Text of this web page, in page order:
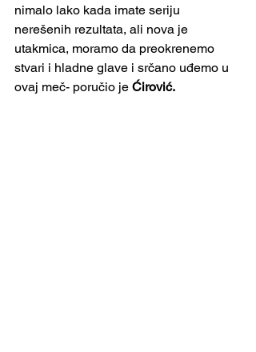
nimalo lako kada imate seriju
nerešenih rezultata, ali nova je
utakmica, moramo da preokrenemo
stvari i hladne glave i srčano uđemo u
ovaj meč- poručio je Ćirović.